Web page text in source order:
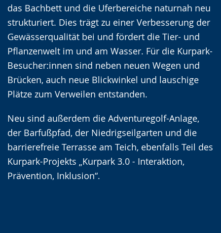
das Bachbett und die Uferbereiche naturnah neu
strukturiert. Dies trägt zu einer Verbesserung der
Gewässerqualität bei und fördert die Tier- und
Pflanzenwelt im und am Wasser. Für die Kurpark-
Besucher:innen sind neben neuen Wegen und
Brücken, auch neue Blickwinkel und lauschige
Plätze zum Verweilen entstanden.
Neu sind außerdem die Adventuregolf-Anlage,
der Barfußpfad, der Niedrigseilgarten und die
barrierefreie Terrasse am Teich, ebenfalls Teil des
Kurpark-Projekts „Kurpark 3.0 - Interaktion,
Prävention, Inklusion“.